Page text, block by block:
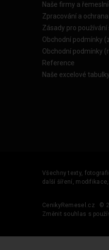
Naše firmy a
Zpracování a
Zásady pro
Obchodní podmínky
Obchodní podmínky
Reference
Naše excelové
Všechny texty,
další šíření,
CenikyRemesel.cz ©
Změnit souhlas s